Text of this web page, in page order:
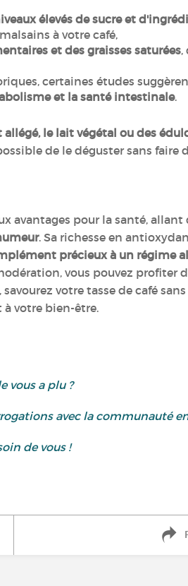
élevés de sucre et
à votre café,
et des graisses saturées,
certaines études
et la santé intestinale.
allégé, le lait végétal ou des
de le déguster sans faire
avantages pour la santé, allant
. Sa richesse en
précieux à un régime
vous pouvez profiter
votre tasse de café
votre bien-être.
vous a plu ?
avec la communauté
de vous !